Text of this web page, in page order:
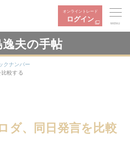
オンライントレード
ログイン
MENU
逸夫の手帖
クナンバー
比較する
ダ、同日発言を比較